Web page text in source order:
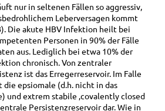
nur in seltenen Fällen so aggressiv,
Leberversagen kommt
Die akute HBV Infektion heilt bei
Personen in 90% der Fälle
aus. Lediglich bei etwa 10% der
chronisch. Von zentraler
ist das Erregerreservoir. Im Falle
epsiomale (d.h. nicht in das
und extrem stabile ‚covalently closed
Persistenzreservoir dar. Wie in